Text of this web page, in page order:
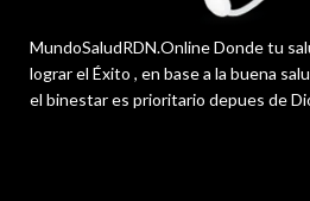
MundoSaludRDN.Online Donde tu
lograr el Éxito , en base a la buena
el binestar es prioritario depues de